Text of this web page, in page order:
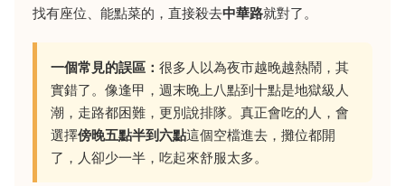
找有座位、能點菜的，直接殺去中華路就對了。
一個常見的誤區： 很多人以為夜市越晚越熱鬧，其
實錯了。像逢甲，週末晚上八點到十點是地獄級人
潮，走路都困難，更別說排隊。真正會吃的人，會
選擇傍晚五點半到六點這個空檔進去，攤位都開
了，人卻少一半，吃起來舒服太多。